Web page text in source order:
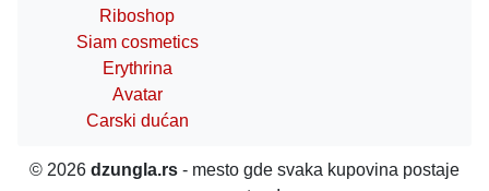
Riboshop
Siam cosmetics
Erythrina
Avatar
Carski dućan
© 2026 dzungla.rs - mesto gde svaka kupovina postaje